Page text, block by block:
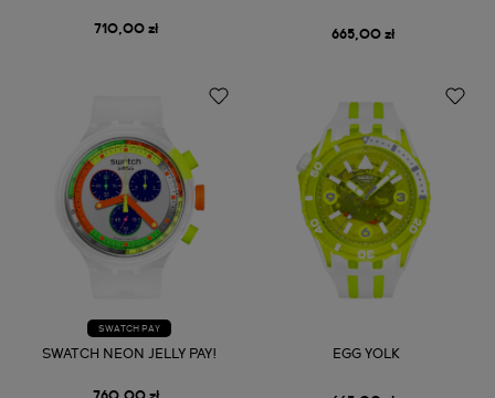
710,00 zł 665,00 zł
SWATCH PAY
SWATCH NEON JELLY PAY! EGG YOLK